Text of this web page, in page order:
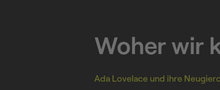
Woher wir
Ada Lovelace und ihre